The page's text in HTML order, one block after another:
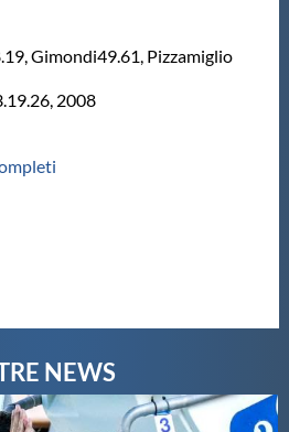
Gimondi49.61, Pizzamiglio
2008